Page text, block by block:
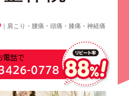
｜肩こり・腰痛・頭痛・膝痛・神経痛